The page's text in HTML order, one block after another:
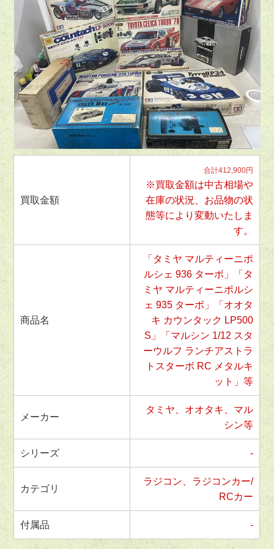
買取金額
合計412,900円
※買取金額は中古相場や
在庫の状況、お品物の状
態等により変動いたしま
す。
商品名
「タミヤ マルティーニポ
ルシェ 936 ターボ」「タ
ミヤ マルティーニポルシ
ェ 935 ターボ」「オオタ
キ カウンタック LP500
S」「マルシン 1/12 スタ
ーウルフ ランチアストラ
トスターボ RC メタルキ
ット」等
メーカー
タミヤ、オオタキ、マル
シン等
シリーズ -
カテゴリ
ラジコン、ラジコンカー/
RCカー
付属品 -